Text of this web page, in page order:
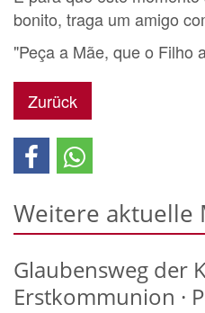
bonito, traga um amigo
"Peça a Mãe, que o Filho
Zurück
Weitere aktuelle
Glaubensweg der
Erstkommunion ·